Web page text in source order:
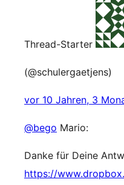
Thread-Starter
(@schulergaetjens)
vor 10 Jahren, 3
@bego Mario:
Danke für Deine
https://